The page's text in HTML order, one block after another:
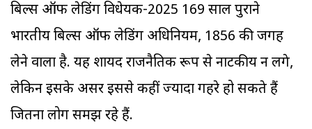
बिल्स ऑफ लेडिंग विधेयक-2025 169 साल पुराने
भारतीय बिल्स ऑफ लेडिंग अधिनियम, 1856 की जगह
लेने वाला है. यह शायद राजनैतिक रूप से नाटकीय न लगे,
लेकिन इसके असर इससे कहीं ज्यादा गहरे हो सकते हैं
जितना लोग समझ रहे हैं.